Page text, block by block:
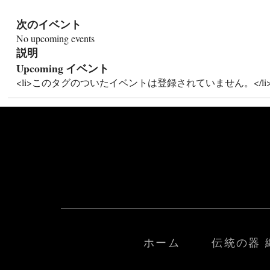
次のイベント
No upcoming events
説明
Upcoming イベント
<li>このタグのついたイベントは登録されていません。</
ホーム 伝統の器